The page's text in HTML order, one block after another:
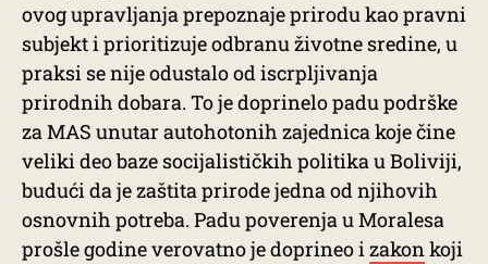
ovog upravljanja prepoznaje prirodu kao pravni
subjekt i prioritizuje odbranu životne sredine, u
praksi se nije odustalo od iscrpljivanja
prirodnih dobara. To je doprinelo padu podrške
za MAS unutar autohotonih zajednica koje čine
veliki deo baze socijalističkih politika u Boliviji,
budući da je zaštita prirode jedna od njihovih
osnovnih potreba. Padu poverenja u Moralesa
prošle godine verovatno je doprineo izakonkoji